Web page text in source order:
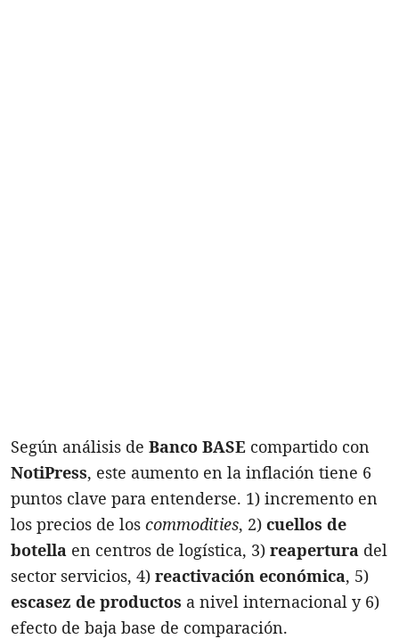
Según análisis de Banco BASE compartido con
NotiPress, este aumento en la inflación tiene 6
puntos clave para entenderse. 1) incremento en
los precios de los commodities, 2) cuellos de
botella en centros de logística, 3) reapertura del
sector servicios, 4) reactivación económica, 5)
escasez de productos a nivel internacional y 6)
efecto de baja base de comparación.